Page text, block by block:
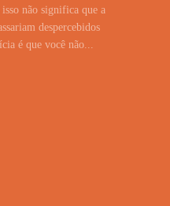
não significa que a
despercebidos
é que você não...